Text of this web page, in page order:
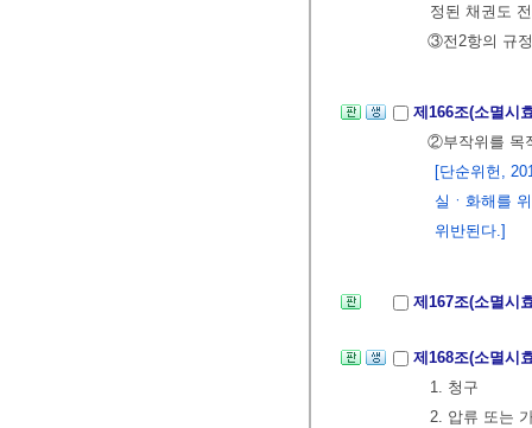
정된 채권도
③전2항의 규
제166조(소멸시
②부작위를 목
[단순위헌,
실ㆍ화해를
위반된다.]
제167조(소멸시
제168조(소멸시
1. 청구
2. 압류 또는